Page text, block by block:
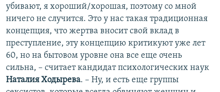
убивают, я хороший/хорошая, поэтому со мной
ничего не случится. Это у нас такая традиционная
концепция, что жертва вносит свой вклад в
преступление, эту концепцию критикуют уже лет
60, но на бытовом уровне она все еще очень
сильна, – считает кандидат психологических наук
Наталия Ходырева. – Ну, и есть еще группы